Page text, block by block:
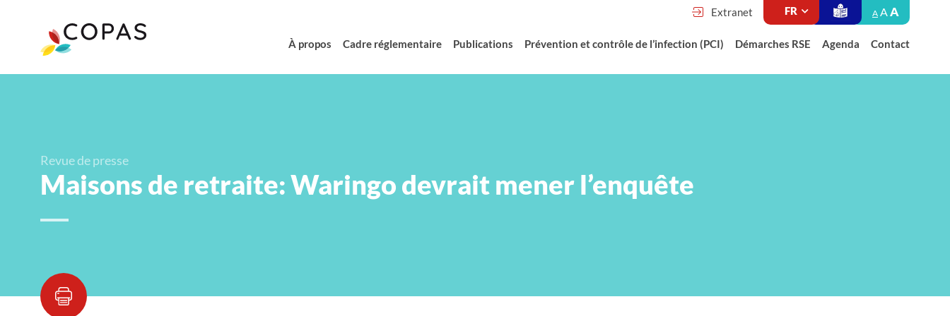
Extranet A AA
À propos Cadre réglementaire Publications Prévention et contrôle de l’infection (PCI) Démarches RSE Agenda Contact
Revue de presse
Maisons de retraite: Waringo devrait mener l’enquête